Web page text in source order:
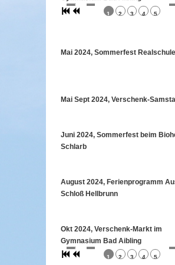
1 2 3 4 5
Mai 2024, Sommerfest Realschule
Mai Sept 2024, Verschenk-
Juni 2024, Sommerfest beim
Schlarb
August 2024, Ferienprogramm
Schloß Hellbrunn
Okt 2024, Verschenk-Markt im
Gymnasium Bad Aibling
1 2 3 4 5